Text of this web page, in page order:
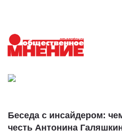
Беседа с инсайдером:
честь Антонина